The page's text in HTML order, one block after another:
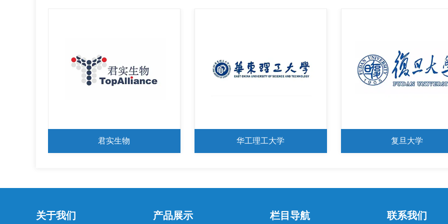
华工理工大学 复旦大学 浙大大学
关于我们 产品展示 栏目导航 联系我们